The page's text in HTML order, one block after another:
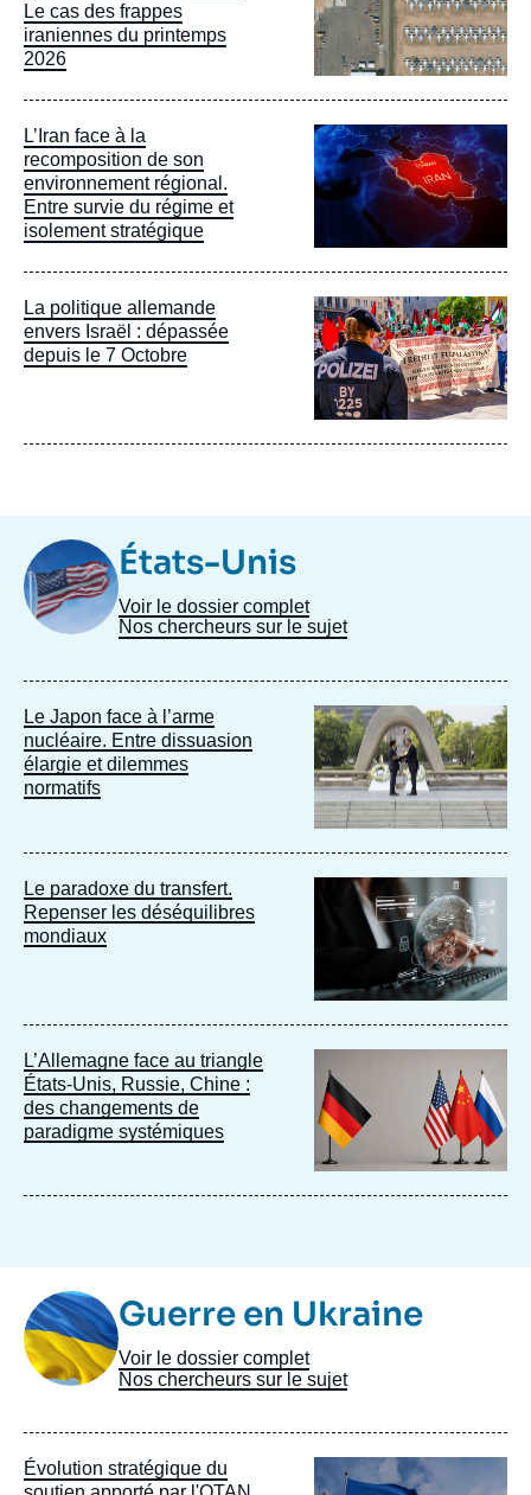
Le cas des frappes
iraniennes du printemps
2026
L’Iran face à la
recomposition de son
environnement régional.
Entre survie du régime et
isolement stratégique
Image
principale
La politique allemande
envers Israël : dépassée
depuis le 7 Octobre
Image
principale
Image
Taxonomie États-Unis
Voir le dossier complet
Nos chercheurs sur le sujet
Le Japon face à l’arme
nucléaire. Entre dissuasion
élargie et dilemmes
normatifs
Image
principale
Le paradoxe du transfert.
Repenser les déséquilibres
mondiaux
Image
principale
L’Allemagne face au triangle
États-Unis, Russie, Chine :
des changements de
paradigme systémiques
principale
Image
TaxonomieGuerre en Ukraine
Voir le dossier complet
Nos chercheurs sur le sujet
Évolution stratégique du
Image
principale